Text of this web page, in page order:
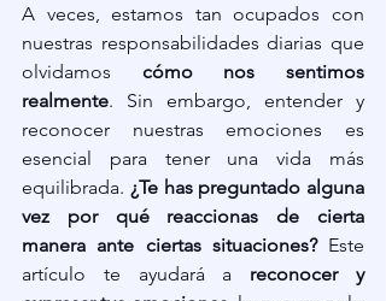
A veces, estamos tan ocupados con
nuestras responsabilidades diarias que
olvidamos cómo nos sentimos
realmente. Sin embargo, entender y
reconocer nuestras emociones es
esencial para tener una vida más
equilibrada. ¿Te has preguntado alguna
vez por qué reaccionas de cierta
manera ante ciertas situaciones? Este
artículo te ayudará a reconocer y